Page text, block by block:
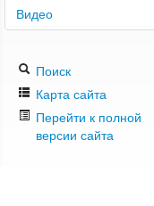
Видео
Поиск
Карта сайта
Перейти к полной
версии сайта